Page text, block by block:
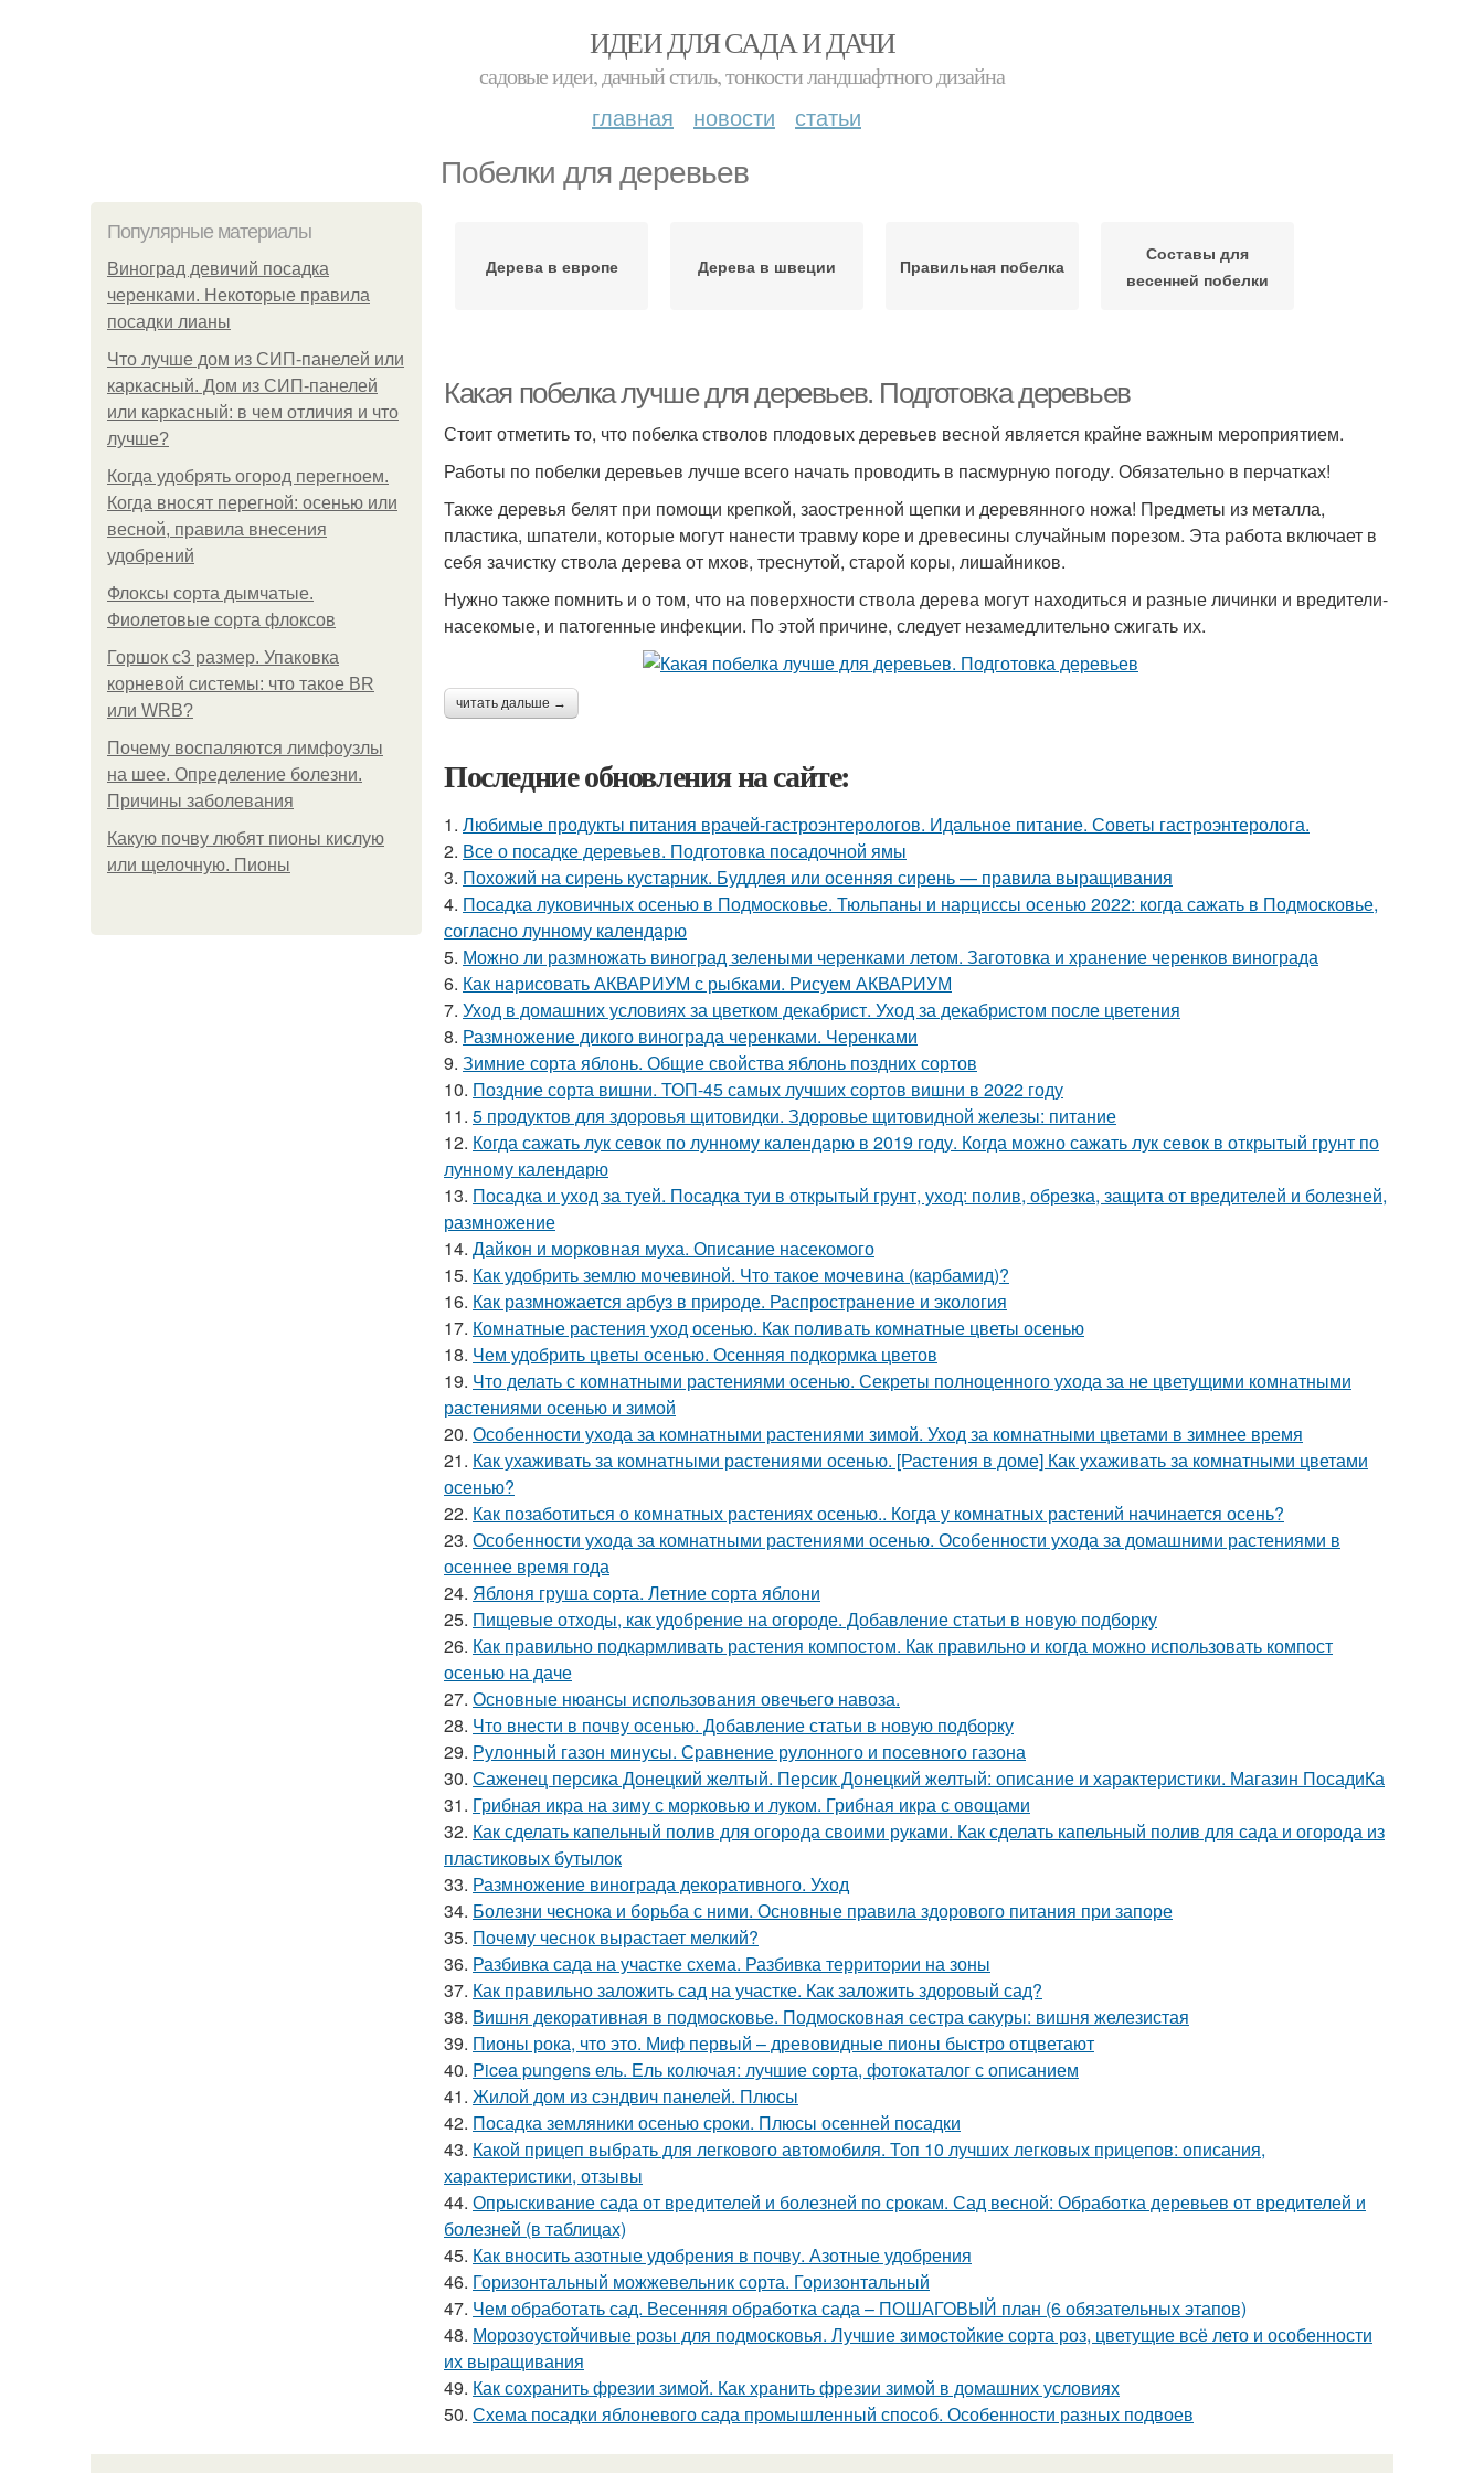
ИДЕИ ДЛЯ САДА И ДАЧИ
садовые идеи, дачный стиль, тонкости ландшафтного дизайна
главная новости статьи
Побелки для деревьев
Популярные материалы
Виноград девичий посадка
черенками. Некоторые правила
посадки лианы
Что лучше дом из СИП-панелей или
каркасный. Дом из СИП-панелей
или каркасный: в чем отличия и что
лучше?
Когда удобрять огород перегноем.
Когда вносят перегной: осенью или
весной, правила внесения
удобрений
Флоксы сорта дымчатые.
Фиолетовые сорта флоксов
Горшок с3 размер. Упаковка
корневой системы: что такое BR
или WRB?
Почему воспаляются лимфоузлы
на шее. Определение болезни.
Причины заболевания
Какую почву любят пионы кислую
или щелочную. Пионы
Дерева в европе Дерева в швеции Правильная побелка
Составы для
весенней побелки
Какая побелка лучше для деревьев. Подготовка деревьев
Стоит отметить то, что побелка стволов плодовых деревьев весной является крайне важным мероприятием.
Работы по побелки деревьев лучше всего начать проводить в пасмурную погоду. Обязательно в перчатках!
Также деревья белят при помощи крепкой, заостренной щепки и деревянного ножа! Предметы из металла,
пластика, шпатели, которые могут нанести травму коре и древесины случайным порезом. Эта работа включает в
себя зачистку ствола дерева от мхов, треснутой, старой коры, лишайников.
Нужно также помнить и о том, что на поверхности ствола дерева могут находиться и разные личинки и вредители-
насекомые, и патогенные инфекции. По этой причине, следует незамедлительно сжигать их.
читать дальше →
Последние обновления на сайте:
1. Любимые продукты питания врачей-гастроэнтерологов. Идальное питание. Советы гастроэнтеролога.
2. Все о посадке деревьев. Подготовка посадочной ямы
3. Похожий на сирень кустарник. Буддлея или осенняя сирень — правила выращивания
4. Посадка луковичных осенью в Подмосковье. Тюльпаны и нарциссы осенью 2022: когда сажать в Подмосковье,
согласно лунному календарю
5. Можно ли размножать виноград зелеными черенками летом. Заготовка и хранение черенков винограда
6. Как нарисовать АКВАРИУМ с рыбками. Рисуем АКВАРИУМ
7. Уход в домашних условиях за цветком декабрист. Уход за декабристом после цветения
8. Размножение дикого винограда черенками. Черенками
9. Зимние сорта яблонь. Общие свойства яблонь поздних сортов
10. Поздние сорта вишни. ТОП-45 самых лучших сортов вишни в 2022 году
11. 5 продуктов для здоровья щитовидки. Здоровье щитовидной железы: питание
12. Когда сажать лук севок по лунному календарю в 2019 году. Когда можно сажать лук севок в открытый грунт по
лунному календарю
13. Посадка и уход за туей. Посадка туи в открытый грунт, уход: полив, обрезка, защита от вредителей и болезней,
размножение
14. Дайкон и морковная муха. Описание насекомого
15. Как удобрить землю мочевиной. Что такое мочевина (карбамид)?
16. Как размножается арбуз в природе. Распространение и экология
17. Комнатные растения уход осенью. Как поливать комнатные цветы осенью
18. Чем удобрить цветы осенью. Осенняя подкормка цветов
19. Что делать с комнатными растениями осенью. Секреты полноценного ухода за не цветущими комнатными
растениями осенью и зимой
20. Особенности ухода за комнатными растениями зимой. Уход за комнатными цветами в зимнее время
21. Как ухаживать за комнатными растениями осенью. [Растения в доме] Как ухаживать за комнатными цветами
осенью?
22. Как позаботиться о комнатных растениях осенью.. Когда у комнатных растений начинается осень?
23. Особенности ухода за комнатными растениями осенью. Особенности ухода за домашними растениями в
осеннее время года
24. Яблоня груша сорта. Летние сорта яблони
25. Пищевые отходы, как удобрение на огороде. Добавление статьи в новую подборку
26. Как правильно подкармливать растения компостом. Как правильно и когда можно использовать компост
осенью на даче
27. Основные нюансы использования овечьего навоза.
28. Что внести в почву осенью. Добавление статьи в новую подборку
29. Рулонный газон минусы. Сравнение рулонного и посевного газона
30. Саженец персика Донецкий желтый. Персик Донецкий желтый: описание и характеристики. Магазин ПосадиКа
31. Грибная икра на зиму с морковью и луком. Грибная икра с овощами
32. Как сделать капельный полив для огорода своими руками. Как сделать капельный полив для сада и огорода из
пластиковых бутылок
33. Размножение винограда декоративного. Уход
34. Болезни чеснока и борьба с ними. Основные правила здорового питания при запоре
35. Почему чеснок вырастает мелкий?
36. Разбивка сада на участке схема. Разбивка территории на зоны
37. Как правильно заложить сад на участке. Как заложить здоровый сад?
38. Вишня декоративная в подмосковье. Подмосковная сестра сакуры: вишня железистая
39. Пионы рока, что это. Миф первый – древовидные пионы быстро отцветают
40. Picea pungens ель. Ель колючая: лучшие сорта, фотокаталог с описанием
41. Жилой дом из сэндвич панелей. Плюсы
42. Посадка земляники осенью сроки. Плюсы осенней посадки
43. Какой прицеп выбрать для легкового автомобиля. Топ 10 лучших легковых прицепов: описания,
характеристики, отзывы
44. Опрыскивание сада от вредителей и болезней по срокам. Сад весной: Обработка деревьев от вредителей и
болезней (в таблицах)
45. Как вносить азотные удобрения в почву. Азотные удобрения
46. Горизонтальный можжевельник сорта. Горизонтальный
47. Чем обработать сад. Весенняя обработка сада – ПОШАГОВЫЙ план (6 обязательных этапов)
48. Морозоустойчивые розы для подмосковья. Лучшие зимостойкие сорта роз, цветущие всё лето и особенности
их выращивания
49. Как сохранить фрезии зимой. Как хранить фрезии зимой в домашних условиях
50. Схема посадки яблоневого сада промышленный способ. Особенности разных подвоев